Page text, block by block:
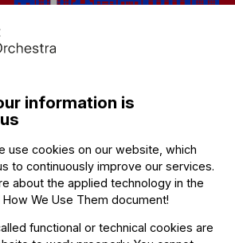
Festival Orchestra always lends an
flavour to the start of the new season:
classical concerts, it also features jazz,
information is
use cookies on our website, which
to continuously improve our services.
about the applied technology in the
We Use Them document!
functional or technical cookies are